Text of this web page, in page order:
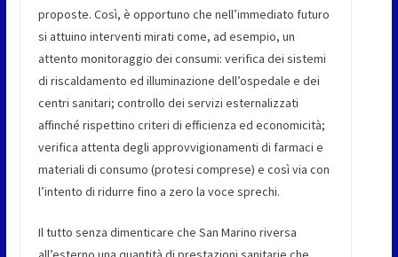
proposte. Così, è opportuno che nell’immediato futuro
si attuino interventi mirati come, ad esempio, un
attento monitoraggio dei consumi: verifica dei sistemi
di riscaldamento ed illuminazione dell’ospedale e dei
centri sanitari; controllo dei servizi esternalizzati
affinché rispettino criteri di efficienza ed economicità;
verifica attenta degli approvvigionamenti di farmaci e
materiali di consumo (protesi comprese) e così via con
l’intento di ridurre fino a zero la voce sprechi.
Il tutto senza dimenticare che San Marino riversa